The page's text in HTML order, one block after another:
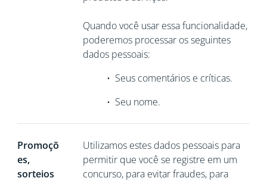
Quando você usar essa funcionalidade,
poderemos processar os seguintes
dados pessoais:
• Seus comentários e críticas.
• Seu nome.
Promoçõ
es,
sorteios
Utilizamos estes dados pessoais para
permitir que você se registre em um
concurso, para evitar fraudes, para